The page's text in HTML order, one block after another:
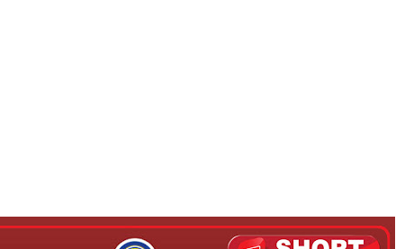
மேல்முறையீட்டு விசாரணை செப்டம்பர் 23 வரை ஒத்திவைப்பு!